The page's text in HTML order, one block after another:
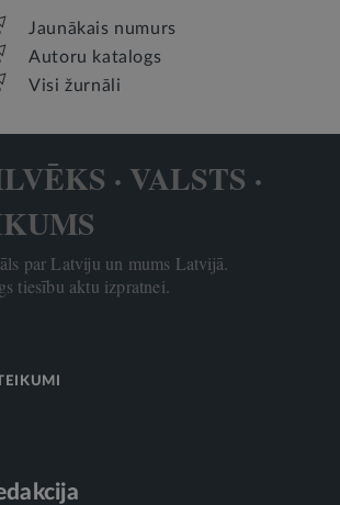
Jaunākais numurs
Autoru katalogs
Visi žurnāli
· VALSTS ·
par Latviju un mums Latvijā.
tiesību aktu izpratnei.